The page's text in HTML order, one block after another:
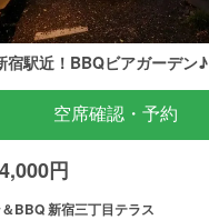
宿駅近！BBQビアガーデン♪
空席確認・予約
円
BBQ 新宿三丁目テラス